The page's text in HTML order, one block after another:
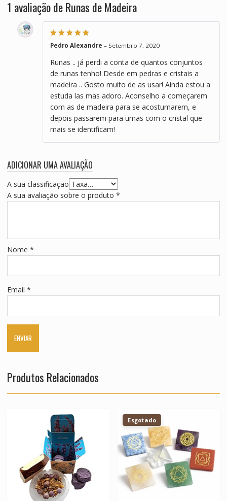
1 avaliação deRunas de Madeira
Avaliação
5
Pedro Alexandre – Setembro 7, 2020
Runas .. já perdi a conta de quantos conjuntos
de runas tenho! Desde em pedras e cristais a
madeira .. Gosto muito de as usar! Ainda estou a
estuda las mas adoro. Aconselho a começarem
com as de madeira para se acostumarem, e
depois passarem para umas com o cristal que
mais se identificam!
ADICIONAR UMA AVALIAÇÃO
A sua classificação
A sua avaliação sobre o produto *
Nome *
Email *
Produtos Relacionados
Esgotado